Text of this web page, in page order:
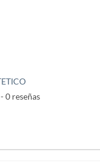
0 reseñas